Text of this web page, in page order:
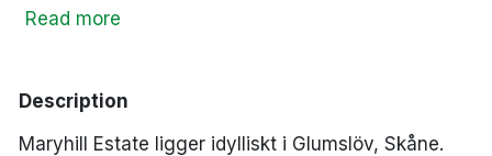
local_barBar
Read more
Description
Maryhill Estate ligger idylliskt i Glumslöv, Skåne.